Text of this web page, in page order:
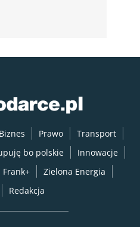
Biznes Prawo
Transport
bo polskie
Innowacje
Frank+
Zielona Energia
Redakcja